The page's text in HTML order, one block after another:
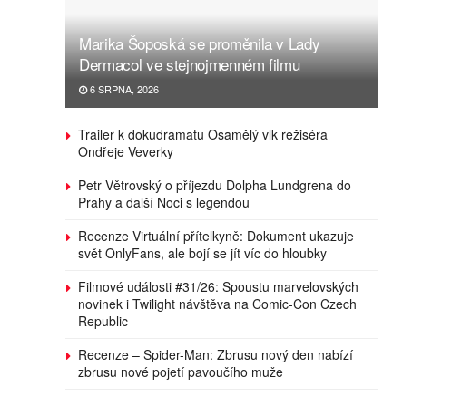
Marika Šoposká se proměnila v Lady
Dermacol ve stejnojmenném filmu
6 SRPNA, 2026
Trailer k dokudramatu Osamělý vlk režiséra
Ondřeje Veverky
Petr Větrovský o příjezdu Dolpha Lundgrena do
Prahy a další Noci s legendou
Recenze Virtuální přítelkyně: Dokument ukazuje
svět OnlyFans, ale bojí se jít víc do hloubky
Filmové události #31/26: Spoustu marvelovských
novinek i Twilight návštěva na Comic-Con Czech
Republic
Recenze – Spider-Man: Zbrusu nový den nabízí
zbrusu nové pojetí pavoučího muže